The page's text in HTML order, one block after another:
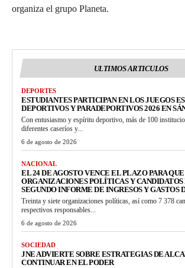
organiza el grupo Planeta.
ULTIMOS ARTICULOS
DEPORTES
ESTUDIANTES PARTICIPAN EN LOS JUEGOS
DEPORTIVOS Y PARADEPORTIVOS 2026 EN
Con entusiasmo y espíritu deportivo, más de 100
diferentes caseríos y...
6 de agosto de 2026
NACIONAL
EL 24 DE AGOSTO VENCE EL PLAZO PARA QUE
ORGANIZACIONES POLÍTICAS Y
SEGUNDO INFORME DE INGRESOS Y GASTOS
Treinta y siete organizaciones políticas, así como 7 378
respectivos responsables...
6 de agosto de 2026
SOCIEDAD
JNE ADVIERTE SOBRE ESTRATEGIAS DE
CONTINUAR EN EL PODER